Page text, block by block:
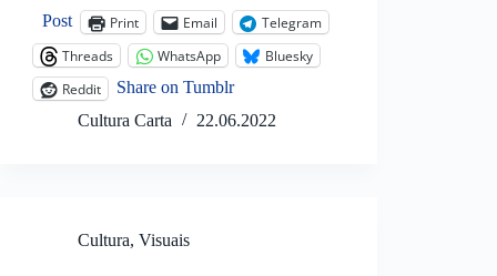
Post Print Email
Telegram
Threads
WhatsApp
Bluesky
Reddit
Share on Tumblr
Cultura Carta
22.06.2022
Cultura, Visuais